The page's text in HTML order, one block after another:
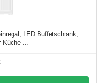
LED Buffetschrank,
Küche ...